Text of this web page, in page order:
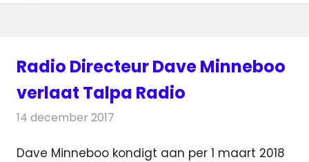
Radio Directeur Dave Minneboo
verlaat Talpa Radio
14 december 2017
Dave Minneboo kondigt aan per 1 maart 2018